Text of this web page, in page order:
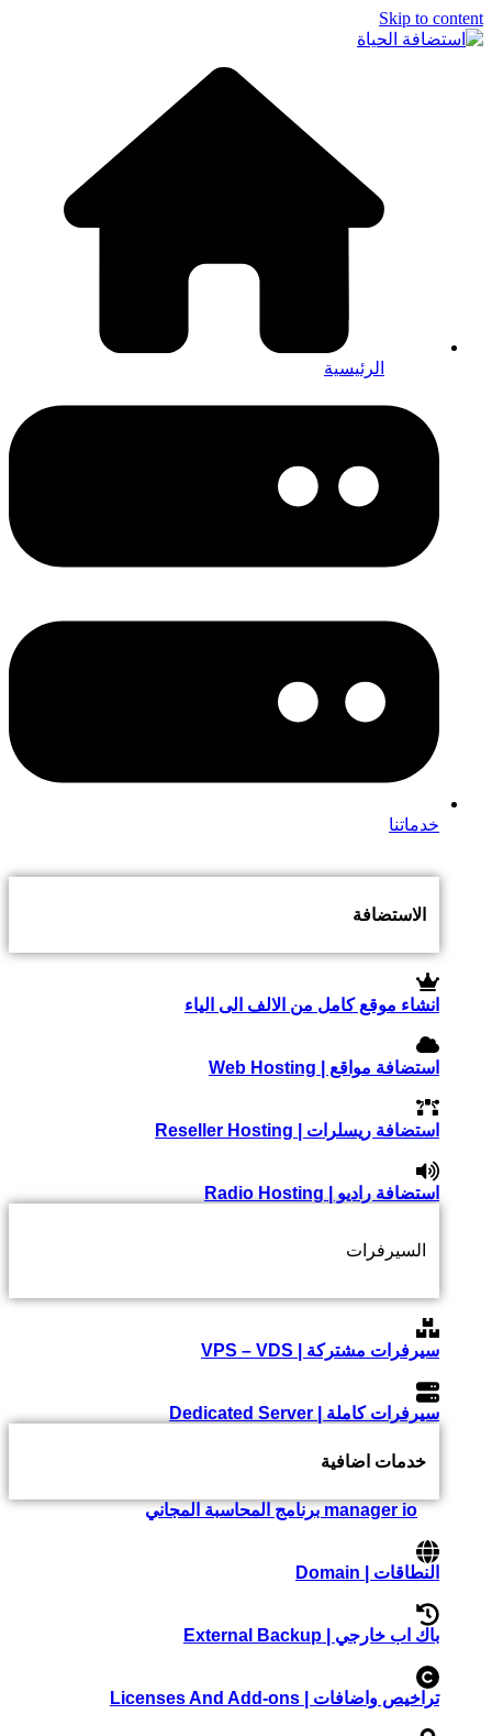
Skip to content
الرئيسية
خدماتنا
الاستضافة
انشاء موقع كامل من الالف الى الياء
استضافة مواقع | Web Hosting
استضافة ريسلرات | Reseller Hosting
استضافة راديو | Radio Hosting
السيرفرات
سيرفرات مشتركة | VPS – VDS
سيرفرات كاملة | Dedicated Server
خدمات اضافية
manager io برنامج المحاسبة المجاني
النطاقات | Domain
باك اب خارجي | External Backup
تراخيص واضافات | Licenses And Add-ons